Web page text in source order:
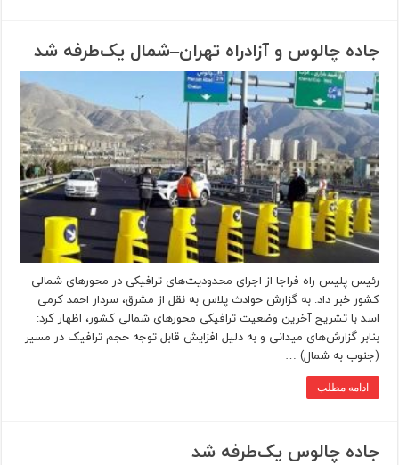
جاده چالوس و آزادراه تهران–شمال یک‌طرفه شد
رئیس پلیس راه فراجا از اجرای محدودیت‌های ترافیکی در محورهای شمالی
کشور خبر داد. به گزارش حوادث پلاس به نقل از مشرق، سردار احمد کرمی
اسد با تشریح آخرین وضعیت ترافیکی محورهای شمالی کشور، اظهار کرد:
بنابر گزارش‌های میدانی و به دلیل افزایش قابل توجه حجم ترافیک در مسیر
(جنوب به شمال) …
ادامه مطلب
جاده چالوس یک‌طرفه شد